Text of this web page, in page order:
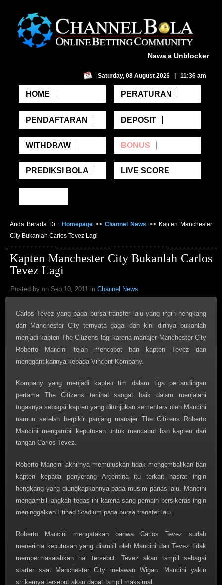
Nawala Unblocker
Saturday, 08 August 2026 | 11:36 am
HOME PERATURAN
PENDAFTARAN DEPOSIT
WITHDRAW BONUS
PREDIKSI BOLA LIVE SCORE
Anda Berada Di : Homepage>>Channel News >> Kapten Manchester
City Bukanlah Carlos Tevez Lagi
Kapten Manchester City Bukanlah Carlos
Tevez Lagi
Posted by on Sep 10, 2011 in Channel News
Carlos Tevez yang pada bursa transfer lalu yang ingin hengkang
dari Manchester City ternyata gagal dan kini dirinya bukanlah
menjadi kapten The Citizens lagi karena manajer Manchester City
Roberto Mancini telah mencopot ban kapten Tevez dan
menggantikannya kepada Vincent Kompany.
Kompany yang menjadi kapten tim dalam tiga pertandingan
pertama The Citizens terlihat sangat baik dalam menjalani
tugasnya sebagai kapten yang ditunjukan sementara oleh Mancini
namun setelah berpikir panjang manajer The Citizens Roberto
Mancini mengambil keputusan untuk mencabut ban kapten dari
tangan Carlos Tevez.
Roberto Mancini akhirnya memutuskan tidak mengembalikan ban
kapten kepada penyerang Argentina itu terkait hasrat ingin
hengkang yang diungkapkannya pada musim panas lalu. Mancini
mengambil langkah tegas ini karena sang pemain bersikeras ingin
meninggalkan Etihad Stadium pada bursa transfer lalu.
Roberto Mancini mengatakan bahwa Carlos Tevez sudah
menerima keputusan yang diambil oleh Mancini dan Tevez tidak
mempermasalahkan hal tersebut. Tevez akan tampil sebagai
starter saat Manchester City melawan Wigan. Mancini yakin
strikernya tersebut akan dapat tampil maksimal.